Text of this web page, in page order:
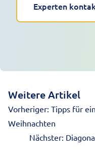
Experten
Weitere Artikel
Vorheriger: Tipps für
Weihnachten
Nächster: